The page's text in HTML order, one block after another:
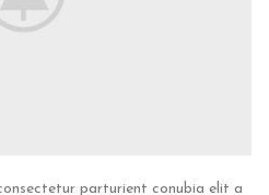
parturient conubia elit a